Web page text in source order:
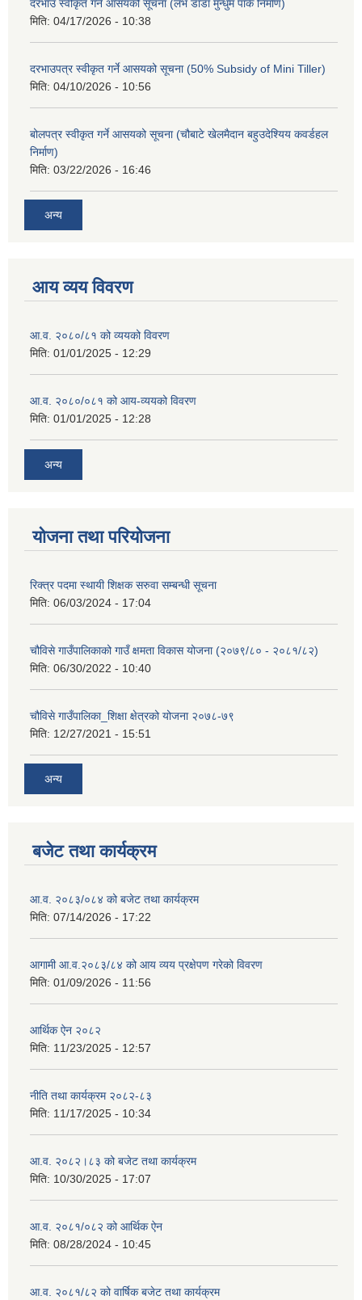
दरभाउ स्वीकृत गर्ने आसयको सूचना (लभ डाँडा मुन्धुम पार्क निर्माण)
मिति: 04/17/2026 - 10:38
दरभाउपत्र स्वीकृत गर्ने आसयको सूचना (50% Subsidy of Mini Tiller)
मिति: 04/10/2026 - 10:56
बोलपत्र स्वीकृत गर्ने आसयको सूचना (चौबाटे खेलमैदान बहुउदेश्यिय कवर्डहल
निर्माण)
मिति: 03/22/2026 - 16:46
अन्य
आय व्यय विवरण
आ.व. २०८०/८१ को व्ययको विवरण
मिति: 01/01/2025 - 12:29
आ.व. २०८०/०८१ को आय-व्ययको विवरण
मिति: 01/01/2025 - 12:28
अन्य
योजना तथा परियोजना
रिक्त्र पदमा स्थायी शिक्षक सरुवा सम्बन्धी सूचना
मिति: 06/03/2024 - 17:04
चौविसे गाउँपालिकाको गाउँ क्षमता विकास योजना (२०७९/८० - २०८१/८२)
मिति: 06/30/2022 - 10:40
चौविसे गाउँपालिका_शिक्षा क्षेत्रको योजना २०७८-७९
मिति: 12/27/2021 - 15:51
अन्य
बजेट तथा कार्यक्रम
आ.व. २०८३/०८४ को बजेट तथा कार्यक्रम
मिति: 07/14/2026 - 17:22
आगामी आ.व.२०८३/८४ को आय व्यय प्रक्षेपण गरेको विवरण
मिति: 01/09/2026 - 11:56
आर्थिक ऐन २०८२
मिति: 11/23/2025 - 12:57
नीति तथा कार्यक्रम २०८२-८३
मिति: 11/17/2025 - 10:34
आ.व. २०८२।८३ को बजेट तथा कार्यक्रम
मिति: 10/30/2025 - 17:07
आ.व. २०८१/०८२ को आर्थिक ऐन
मिति: 08/28/2024 - 10:45
आ.व. २०८१/८२ को वार्षिक बजेट तथा कार्यक्रम